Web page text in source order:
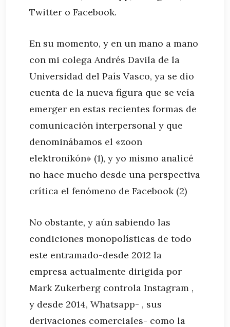
Twitter o Facebook.
En su momento, y en un mano a mano
con mi colega Andrés Davila de la
Universidad del País Vasco, ya se dio
cuenta de la nueva figura que se veía
emerger en estas recientes formas de
comunicación interpersonal y que
denominábamos el «zoon
elektronikón» (1), y yo mismo analicé
no hace mucho desde una perspectiva
crítica el fenómeno de Facebook (2)
No obstante, y aún sabiendo las
condiciones monopolísticas de todo
este entramado-desde 2012 la
empresa actualmente dirigida por
Mark Zukerberg controla Instagram ,
y desde 2014, Whatsapp- , sus
derivaciones comerciales- como la